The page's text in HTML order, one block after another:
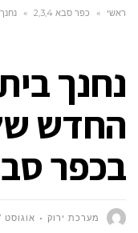
ראשי » כפר סבא 2,3,4 »
נחנך
החדש
בכפר
מערכת ירוק אוגוסט 27, 2025